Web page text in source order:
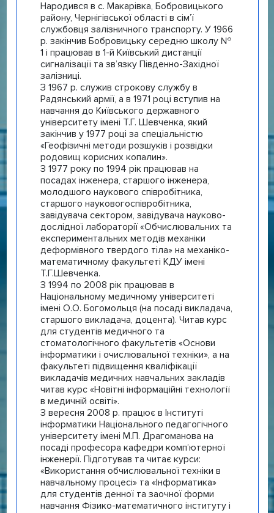
Народився в с. Макарівка, Бобровицького
району, Чернігівської області в сім’ї
службовця залізничного транспорту. У 1966
р. закінчив Бобровицьку середню школу №
1 і працював в 1-й Київський дистанції
сигналізації та зв’язку Південно-Західної
залізниці.
З 1967 р. служив строкову службу в
Радянський армії, а в 1971 році вступив на
навчання до Київського державного
університету імені Т.Г. Шевченка, який
закінчив у 1977 році за спеціальністю
«Геофізичні методи розшуків і розвідки
родовищ корисних копалин».
З 1977 року по 1994 рік працював на
посадах інженера, старшого інженера,
молодшого наукового співробітника,
старшого науковогоспівробітника,
завідувача сектором, завідувача науково-
дослідної лабораторії «Обчислювальних та
експериментальних методів механіки
деформівного твердого тіла» на механіко-
математичному факультеті КДУ імені
Т.Г.Шевченка.
З 1994 по 2008 рік працював в
Національному медичному університеті
імені О.О. Богомольця (на посаді викладача,
старшого викладача, доцента). Читав курс
для студентів медичного та
стоматологічного факультетів «Основи
інформатики і очислювальної техніки», а на
факультеті підвищення кваліфікації
викладачів медичних навчальних закладів
читав курс «Новітні інформаційні технології
в медичній освіті».
З вересня 2008 р. працює в Інституті
інформатики Національного педагогічного
університету імені М.П. Драгоманова на
посаді професора кафедри комп’ютерної
інженерії. Підготував та читає курси:
«Використання обчислювальної техніки в
навчальному процесі» та «Інформатика»
для студентів денної та заочної форми
навчання Фізико-математичного інституту і